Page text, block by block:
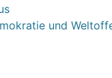
und